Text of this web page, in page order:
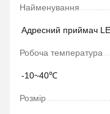
Найменування
Адресний приймач
Робоча температура
-10~40℃
Розмір